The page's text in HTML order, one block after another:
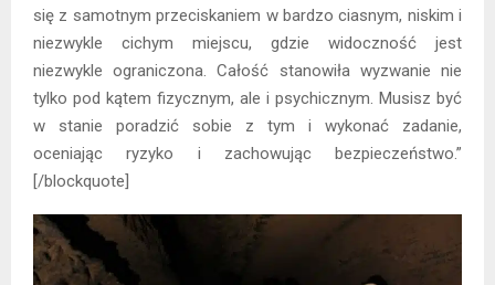
się z samotnym przeciskaniem w bardzo ciasnym, niskim i
niezwykle cichym miejscu, gdzie widoczność jest
niezwykle ograniczona. Całość stanowiła wyzwanie nie
tylko pod kątem fizycznym, ale i psychicznym. Musisz być
w stanie poradzić sobie z tym i wykonać zadanie,
oceniając ryzyko i zachowując bezpieczeństwo.”
[/blockquote]